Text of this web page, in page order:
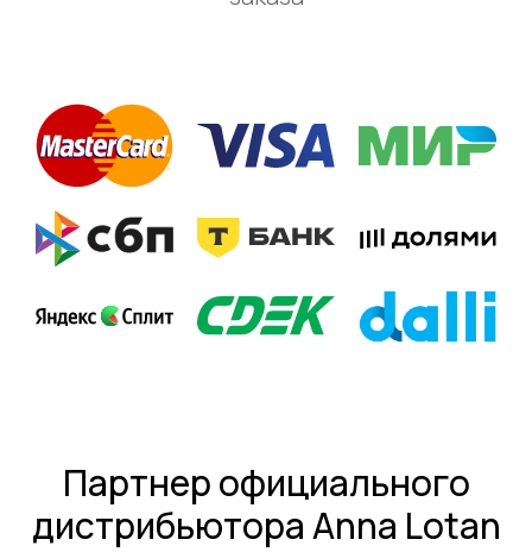
Партнер официального
дистрибьютора Anna Lotan